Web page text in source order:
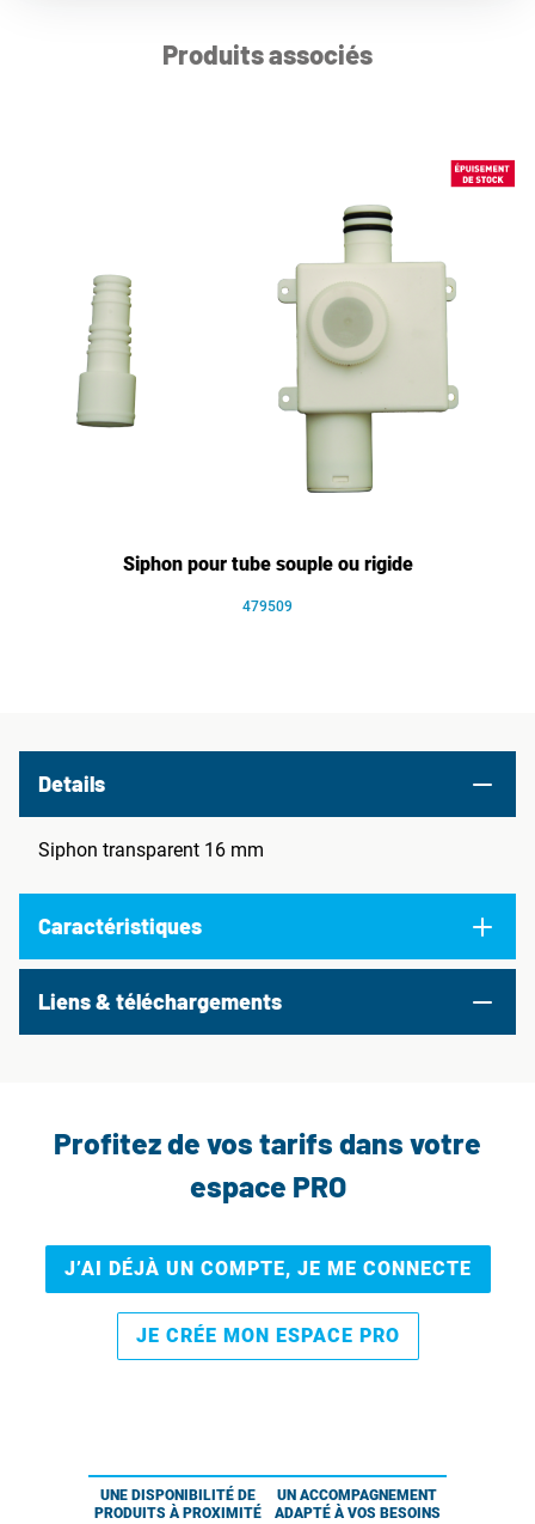
Produits associés
Siphon pour tube souple ou rigide
479509
Details
Siphon transparent 16 mm
Caractéristiques
Liens & téléchargements
Profitez de vos tarifs dans votre
espace PRO
J’AI DÉJÀ UN COMPTE, JE ME CONNECTE
JE CRÉE MON ESPACE PRO
UNE DISPONIBILITÉ DE
PRODUITS À PROXIMITÉ
UN ACCOMPAGNEMENT
ADAPTÉ À VOS BESOINS